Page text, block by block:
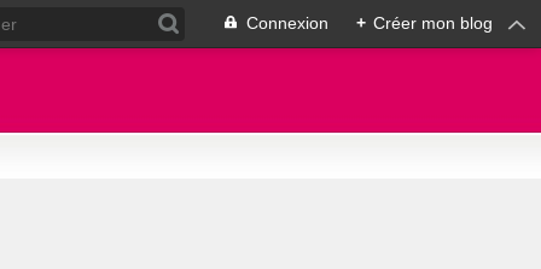
Connexion + Créer mon blog